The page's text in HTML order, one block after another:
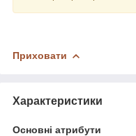
Приховати
Характеристики
Основні атрибути